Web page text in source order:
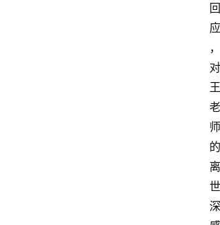
回
应
，
对
王
老
师
的
离
世
深